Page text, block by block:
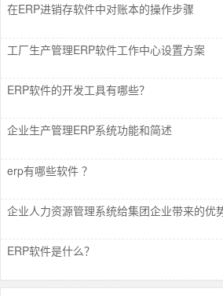
在ERP进销存软件中对账本的操作步骤
工厂生产管理ERP软件工作中心设置方案
ERP软件的开发工具有哪些？
企业生产管理ERP系统功能和简述
erp有哪些软件 ？
企业人力资源管理系统给集团企业带来的优
ERP软件是什么？